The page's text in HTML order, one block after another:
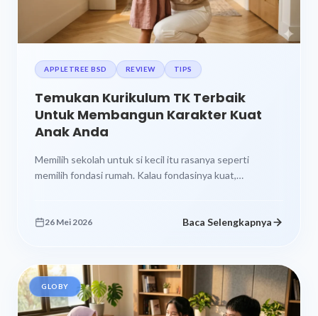
APPLETREE BSD REVIEW TIPS
Temukan Kurikulum TK Terbaik
Untuk Membangun Karakter Kuat
Anak Anda
Memilih sekolah untuk si kecil itu rasanya seperti
memilih fondasi rumah. Kalau fondasinya kuat,
26 Mei 2026 Baca Selengkapnya
GLOBY